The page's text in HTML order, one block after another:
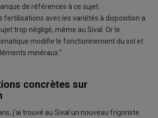
de références à ce sujet.
fertilisations avec les variétés à disposition a
trop négligé, même au Sival. Or le
modifie le fonctionnement du sol et
minéraux."
concrètes sur
j'ai trouvé au Sival un nouveau frigoriste